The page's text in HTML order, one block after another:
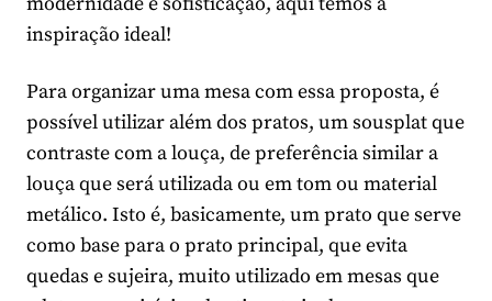
inspiração ideal!
Para organizar uma mesa com essa proposta, é
possível utilizar além dos pratos, um sousplat que
contraste com a louça, de preferência similar a
louça que será utilizada ou em tom ou material
metálico. Isto é, basicamente, um prato que serve
como base para o prato principal, que evita
quedas e sujeira, muito utilizado em mesas que